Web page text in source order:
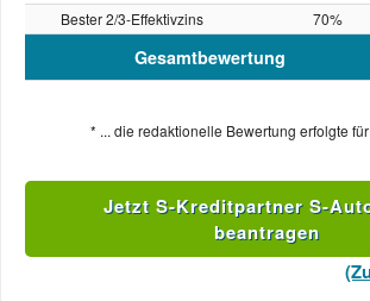
Bester 2/3-Effektivzins
70%
Gesamtbewertung
* ... die redaktionelle Bewertung erfolgte
Jetzt S-Kreditpartner S-
beantragen